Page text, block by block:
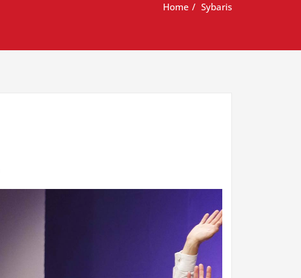
Home Sybaris